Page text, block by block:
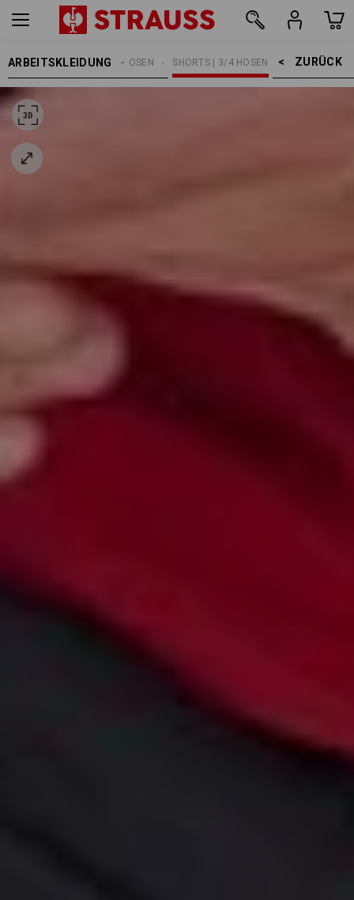
ARBEITSKLEIDUNG ZURÜCK    >
SHORTS | 3/4 HOSEN
ARBEITSHOSEN
HERREN